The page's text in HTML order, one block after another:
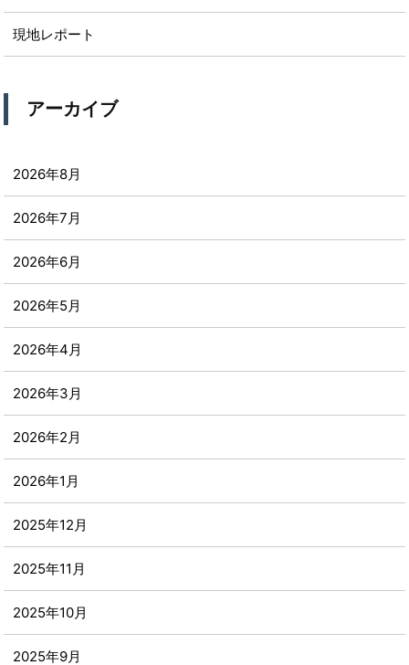
現地レポート
アーカイブ
2026年8月
2026年7月
2026年6月
2026年5月
2026年4月
2026年3月
2026年2月
2026年1月
2025年12月
2025年11月
2025年10月
2025年9月